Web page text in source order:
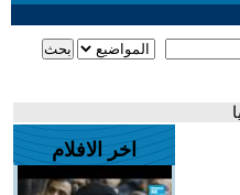
اخر الافلام